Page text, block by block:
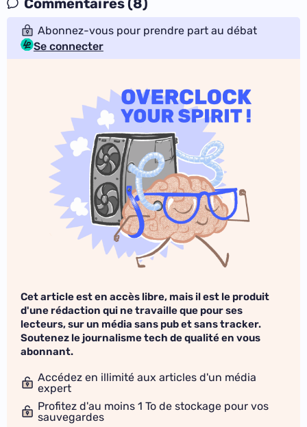
Commentaires (8)
Abonnez-vous pour prendre part au débat
Se connecter
Cet article est en accès libre, mais il est le produit
d'une rédaction qui ne travaille que pour ses
lecteurs, sur un média sans pub et sans tracker.
Soutenez le journalisme tech de qualité en vous
abonnant.
Accédez en illimité aux articles d'un média
expert
Profitez d'au moins 1 To de stockage pour vos
sauvegardes